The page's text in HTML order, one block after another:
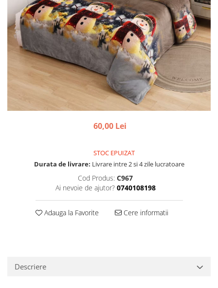
60,00 Lei
STOC EPUIZAT
Durata de livrare: Livrare intre 2 si 4 zile lucratoare
Cod Produs: C967
Ai nevoie de ajutor? 0740108198
Adauga la Favorite Cere informatii
Descriere